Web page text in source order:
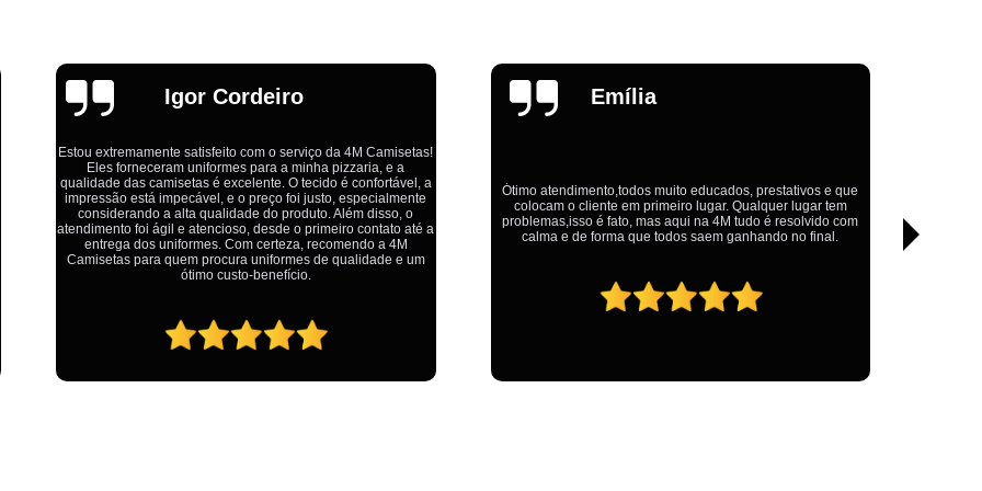
Fábrica Camiseta Estonada
Fábrica Camisetas Algodão Orgânico
Fábrica Camisetas Estampadas
Fabrica Camisetas Personalizadas
Fábrica de Camisetas
Fabrica de Camisetas Lisas
Fabrica de Camisetas Personalizadas
Atacado de Roupas para Revender de Fábrica
Fábrica Roupas Femininas
Fábrica Roupas Fitness
Fábrica Roupas Infantil
Roupas de Fábrica Atacado
Private Label Camisetas Oversized Paraná
4M Camisetas!
e a
é confortável, a
especialmente
disso, o
contato até a
a 4M
e um
Emília
Ótimo atendimento,todos muito educados, prestativos e que
colocam o cliente em primeiro lugar. Qualquer lugar tem
problemas,isso é fato, mas aqui na 4M tudo é resolvido com
calma e de forma que todos saem ganhando no final.
Melhor empresa private label, trabalho de qualidade em todas
as minhas camisas, sempre entregando o melhor! obrigado.